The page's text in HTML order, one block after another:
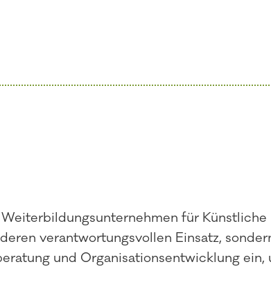
für Künstliche
verantwortungsvollen Einsatz,
und Organisationsentwicklung